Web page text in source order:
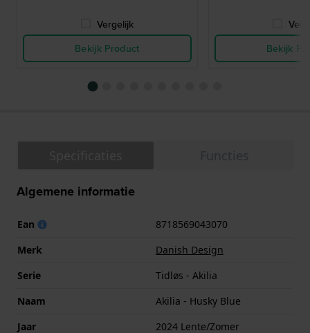
Vergelijk
Bekijk Product
Bekijk
Algemene informatie
Ean
8718569043070
Merk
Danish Design
Serie
Tidløs - Akilia
Naam
Akilia - Husky Blue
Jaar
2024 Lente/Zomer